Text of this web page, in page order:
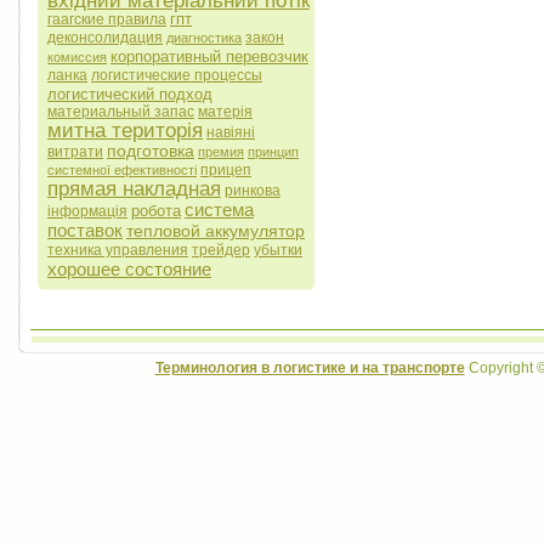
гаагские правила гпт
деконсолидация диагностика закон
комиссия корпоративный перевозчик
ланка логистические процессы
логистический подход
материальный запас матерія
митна територія навіяні
витрати подготовка премия принцип
системної ефективності прицеп
прямая накладная ринкова
інформація робота система
поставоктепловой аккумулятор
техника управления трейдер убытки
хорошее состояние
Терминология в логистике и на транспортеCopyright